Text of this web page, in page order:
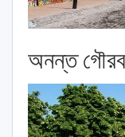
অনন্ত